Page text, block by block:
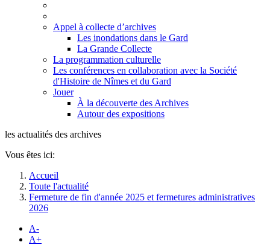
Appel à collecte d’archives
Les inondations dans le Gard
La Grande Collecte
La programmation culturelle
Les conférences en collaboration avec la Société
d'Histoire de Nîmes et du Gard
Jouer
À la découverte des Archives
Autour des expositions
les actualités des archives
Vous êtes ici:
Accueil
Toute l'actualité
Fermeture de fin d'année 2025 et fermetures administratives
2026
A-
A+